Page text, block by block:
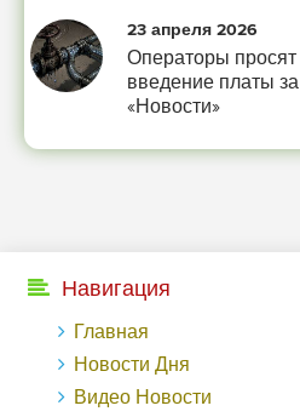
23 апреля 2026
Операторы
введение платы
«Новости»
Навигация
Главная
Новости Дня
Видео Новости